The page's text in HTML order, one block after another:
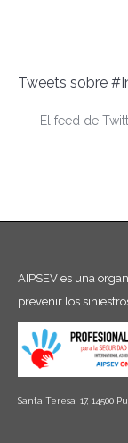
Tweets sobre
El feed de
AIPSEV es una
prevenir los
Santa Teresa, 17, 14500